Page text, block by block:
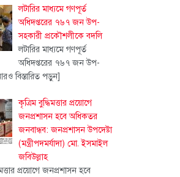
লটারির মাধ্যমে গণপূর্ত
অধিদপ্তরের ৭৬৭ জন উপ-
সহকারী প্রকৌশলীকে বদলি
লটারির মাধ্যমে গণপূর্ত
অধিদপ্তরের ৭৬৭ জন উপ-
বিস্তারিত পড়ুন]
কৃত্রিম বুদ্ধিমত্তার প্রয়োগে
জনপ্রশাসন হবে অধিকতর
জনবান্ধব: জনপ্রশাসন উপদেষ্টা
(মন্ত্রীপদমর্যাদা) মো. ইসমাইল
জবিউল্লাহ
প্রয়োগে জনপ্রশাসন হবে